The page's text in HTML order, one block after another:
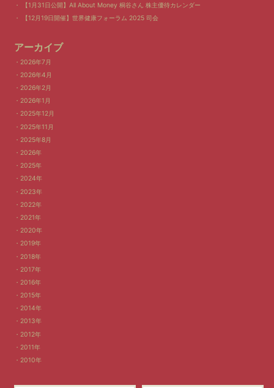
【1月31日公開】All About Money 桐谷さん 株主優待カレンダー
【12月19日開催】世界健康フォーラム 2025 司会
アーカイブ
2026年7月
2026年4月
2026年2月
2026年1月
2025年12月
2025年11月
2025年8月
2026年
2025年
2024年
2023年
2022年
2021年
2020年
2019年
2018年
2017年
2016年
2015年
2014年
2013年
2012年
2011年
2010年